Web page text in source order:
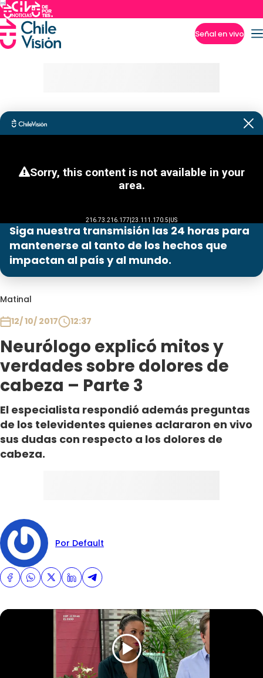
Señal en vivo
Siga nuestra transmisión las 24 horas para
mantenerse al tanto de los hechos que
impactan al país y al mundo.
Matinal
12/ 10/ 2017
12:37
Neurólogo explicó mitos y
verdades sobre dolores de
cabeza – Parte 3
El especialista respondió además preguntas
de los televidentes quienes aclararon en vivo
sus dudas con respecto a los dolores de
cabeza.
Por Default
Programas
Club De La Comedia
Contigo en Directo
Plan Perfecto
El Tiempo
Sabingo
Todos Los Programas